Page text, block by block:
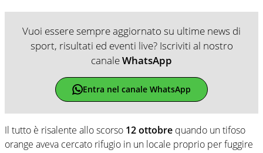
Vuoi essere sempre aggiornato su ultime news di
sport, risultati ed eventi live? Iscriviti al nostro
canaleWhatsApp
Entra nel canale WhatsApp
Il tutto è risalente allo scorso 12 ottobre quando un tifoso
orange aveva cercato rifugio in un locale proprio per fuggire